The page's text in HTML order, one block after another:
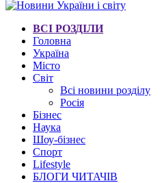
ВСІ РОЗДІЛИ
Головна
Україна
Місто
Світ
Всі новини розділу
Росія
Бізнес
Наука
Шоу-бізнес
Спорт
Lifestyle
БЛОГИ ЧИТАЧІВ